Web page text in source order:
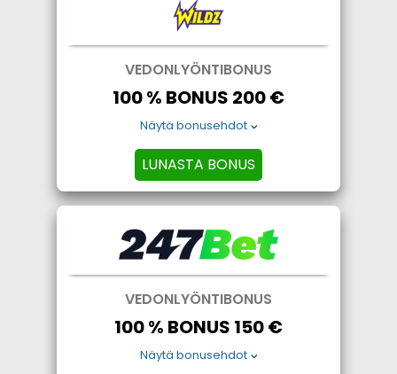
VEDONLYÖNTIBONUS
100 % BONUS 200 €
Näytä bonusehdot
LUNASTA BONUS
VEDONLYÖNTIBONUS
100 % BONUS 150 €
Näytä bonusehdot